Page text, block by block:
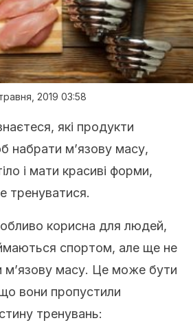
2019 03:58
які продукти
набрати м’язову масу,
і мати красиві форми,
тренуватися.
корисна для людей,
спортом, але ще не
м’язову масу. Це може бути
вони пропустили
тренувань: